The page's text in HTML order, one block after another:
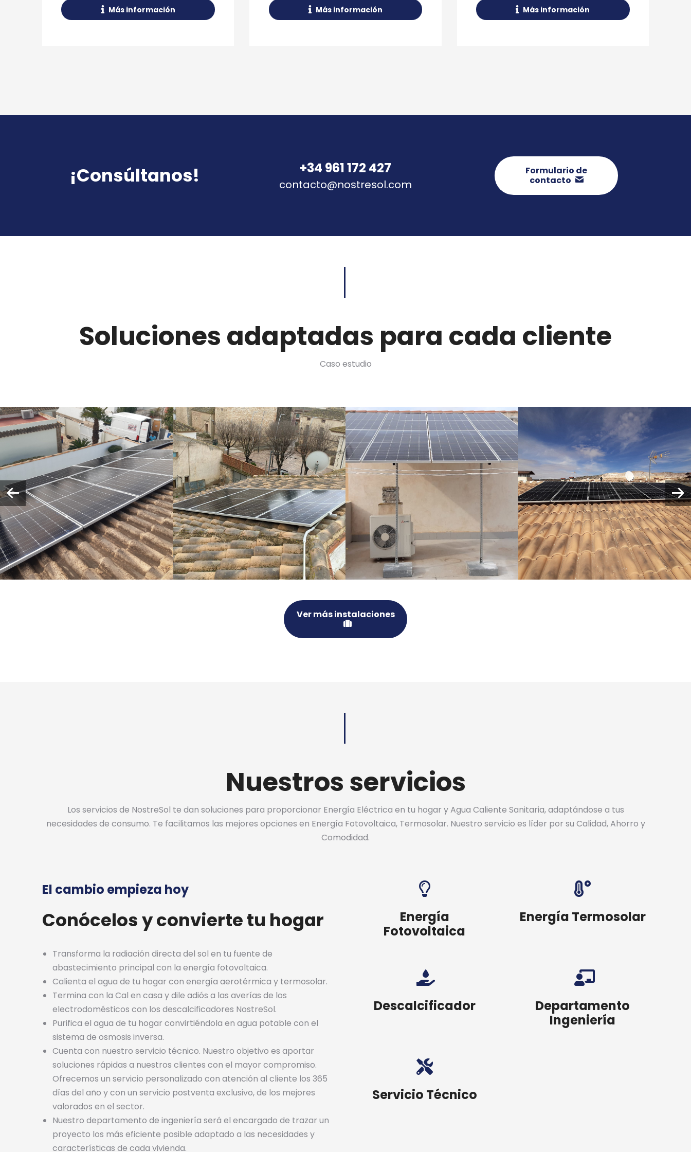
Más información Más información Más información
¡Consúltanos! +34 961 172 427
contacto@nostresol.com
Formulario de
contacto
Soluciones adaptadas para cada cliente
Caso estudio
Ver más instalaciones
Nuestros servicios
Los servicios de NostreSol te dan soluciones para proporcionar Energía Eléctrica en tu hogar y Agua Caliente Sanitaria, adaptándose a tus
necesidades de consumo. Te facilitamos las mejores opciones en Energía Fotovoltaica, Termosolar. Nuestro servicio es líder por su Calidad, Ahorro y
Comodidad.
El cambio empieza hoy
Conócelos y convierte tu hogar
Transforma la radiación directa del sol en tu fuente de
abastecimiento principal con la energía fotovoltaica.
Calienta el agua de tu hogar con energía aerotérmica y termosolar.
Termina con la Cal en casa y dile adiós a las averías de los
electrodomésticos con los descalcificadores NostreSol.
Purifica el agua de tu hogar convirtiéndola en agua potable con el
sistema de osmosis inversa.
Cuenta con nuestro servicio técnico. Nuestro objetivo es aportar
soluciones rápidas a nuestros clientes con el mayor compromiso.
Ofrecemos un servicio personalizado con atención al cliente los 365
días del año y con un servicio postventa exclusivo, de los mejores
valorados en el sector.
Nuestro departamento de ingeniería será el encargado de trazar un
proyecto los más eficiente posible adaptado a las necesidades y
características de cada vivienda.
Energía
Fotovoltaica
Energía Termosolar
Descalcificador
Departamento
Ingeniería
Servicio Técnico